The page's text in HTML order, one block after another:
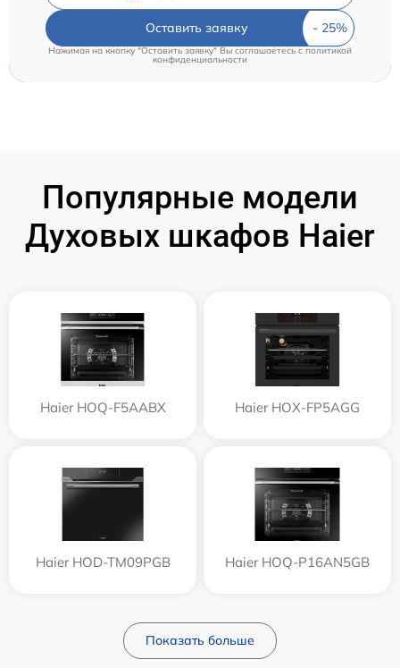
Оставить заявку
Нажимая на кнопку "Оставить заявку" Вы соглашаетесь c политикой
конфиденциальности
Популярные модели
Духовых шкафов Haier
Haier HOQ-F5AABX Haier HOX-FP5AGG
Haier HOD-TM09PGB Haier HOQ-P16AN5GB
Показать больше